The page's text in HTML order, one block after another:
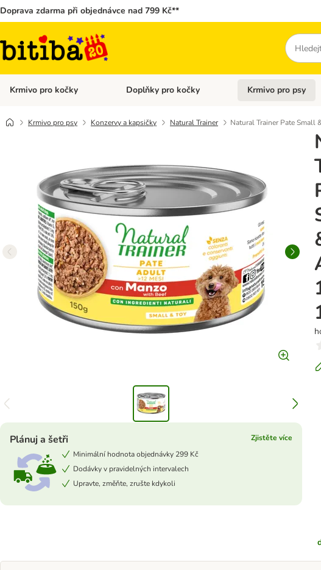
Doprava zdarma při objednávce nad 799 Kč**
Hledat
Krmivo pro kočky Otevřít menu: Krmivo pro kočky
Doplňky pro kočky Otevřít menu:
Krmivo pro psy
Krmivo pro psy Konzervy a kapsičky Natural Trainer Natural Trainer Pate Small
Plánuj a šetři
Zjistěte více
Minimální hodnota objednávky 299 Kč
Dodávky v pravidelných intervalech
Upravte, změňte, zrušte kdykoli